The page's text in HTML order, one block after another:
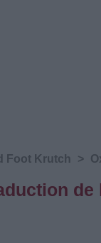
Foot Krutch >
de